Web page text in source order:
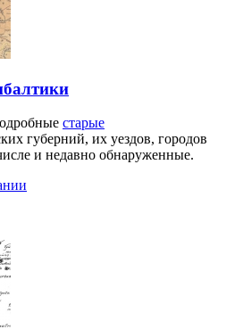
старые
губерний, их уездов, городов
и недавно обнаруженные.